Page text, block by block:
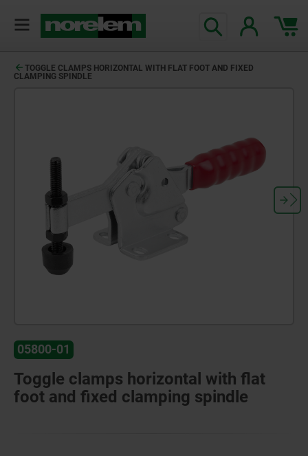
TOGGLE CLAMPS HORIZONTAL WITH FLAT FOOT AND FIXED
CLAMPING SPINDLE
05800-01
Toggle clamps horizontal with flat
foot and fixed clamping spindle